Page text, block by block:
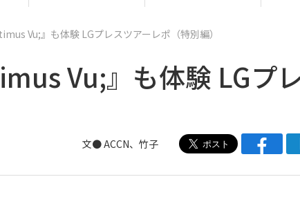
Vu;』も体験 LGプレスツアーレポ（特別編）
Vu;』も体験 LGプ
文●ACCN、竹子